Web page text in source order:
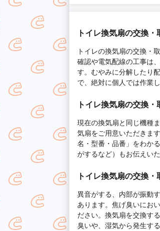
トイレ換気扇の交換
トイレの換気扇の交換・
確認や電気配線の工事は
す。むやみに分解したり
で、絶対に個人では作業
トイレ換気扇の交換
現在の換気扇と同じ機種
気扇をご用意いただきま
名・型番・品番」をわか
がするなど）もお伝えい
トイレ換気扇の交換
異音がする、内部が振動
あります。焦げ臭いにお
ださい。換気扇を交換す
臭いや、湿気から発生す